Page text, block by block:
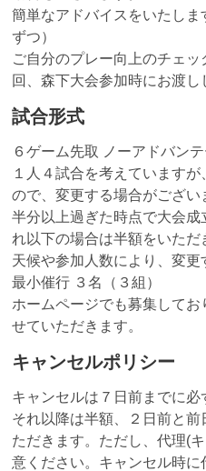
簡単なアドバイスをいたし
ずつ）
ご自分のプレー向上のチェ
回、森下大会参加時にお渡し
試合形式
６ゲーム先取 ノーアドバン
１人４試合を考えています
ので、変更する場合がござ
半分以上過ぎた時点で大会
れ以下の場合は半額をいただ
天候や参加人数により、変更
最小催行 ３名（３組）
ホームページでも募集して
せていただきます。
キャンセルポリシー
キャンセルは７日前までに必
それ以降は半額、２日前と
ただきます。ただし、代理(
意ください。キャンセル時